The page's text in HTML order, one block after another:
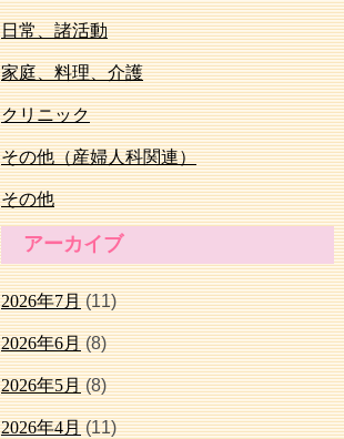
日常、諸活動
家庭、料理、介護
クリニック
その他（産婦人科関連）
その他
アーカイブ
2026年7月(11)
2026年6月(8)
2026年5月(8)
2026年4月(11)